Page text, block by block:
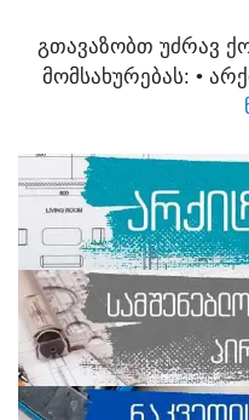
ᲒᲗᲐᲕᲐᲖᲝᲑᲗ ᲣᲫᲠᲐᲕ
ᲛᲝᲛᲡᲐᲮᲣᲠᲔᲑᲐᲡ:​ •